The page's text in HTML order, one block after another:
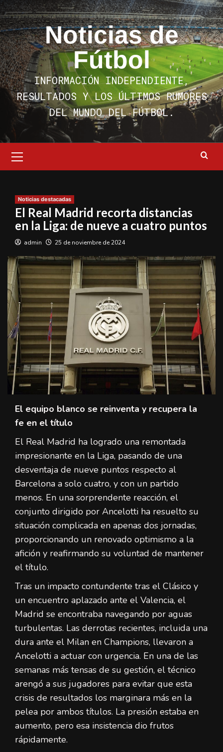
Saltar
al
contenido
Noticias de
Fútbol
INFORMACIÓN INDEPENDIENTE,
RESULTADOS Y LOS ÚLTIMOS RUMORES
DEL MUNDO DEL FÚTBOL.
primario
Noticias destacadas
El Real Madrid recorta distancias
en la Liga: de nueve a cuatro puntos
admin 25 de noviembre de 2024
El equipo blanco se reinventa y recupera la
fe en el título
El Real Madrid ha logrado una remontada
impresionante en la Liga, pasando de una
desventaja de nueve puntos respecto al
Barcelona a solo cuatro, y con un partido
menos. En una sorprendente reacción, el
conjunto dirigido por Ancelotti ha resuelto su
situación complicada en apenas dos jornadas,
proporcionando un renovado optimismo a la
afición y reafirmando su voluntad de mantener
el título.
Tras un impacto contundente tras el Clásico y
un encuentro aplazado ante el Valencia, el
Madrid se encontraba navegando por aguas
turbulentas. Las derrotas recientes, incluida una
dura ante el Milan en Champions, llevaron a
Ancelotti a actuar con urgencia. En una de las
semanas más tensas de su gestión, el técnico
arengó a sus jugadores para evitar que esta
crisis de resultados los marginara más en la
pelea por ambos títulos. La presión estaba en
aumento, pero esa insistencia dio frutos
rápidamente.